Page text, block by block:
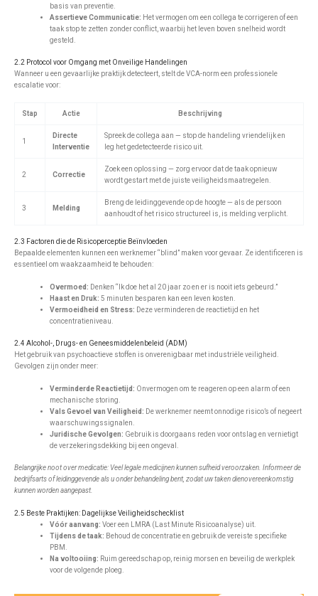
basis van preventie.
Assertieve Communicatie: Het vermogen om een collega te corrigeren of een
taak stop te zetten zonder conflict, waarbij het leven boven snelheid wordt
gesteld.
2.2 Protocol voor Omgang met Onveilige Handelingen
Wanneer u een gevaarlijke praktijk detecteert, stelt de VCA-norm een professionele
escalatie voor:
Stap Actie Beschrijving
1
Directe
Interventie
Spreek de collega aan — stop de handeling vriendelijk en
leg het gedetecteerde risico uit.
2 Correctie
Zoek een oplossing — zorg ervoor dat de taak opnieuw
wordt gestart met de juiste veiligheidsmaatregelen.
3 Melding
Breng de leidinggevende op de hoogte — als de persoon
aanhoudt of het risico structureel is, is melding verplicht.
2.3 Factoren die de Risicoperceptie Beïnvloeden
Bepaalde elementen kunnen een werknemer “blind” maken voor gevaar. Ze identificeren is
essentieel om waakzaamheid te behouden:
Overmoed: Denken “Ik doe het al 20 jaar zo en er is nooit iets gebeurd.”
Haast en Druk: 5 minuten besparen kan een leven kosten.
Vermoeidheid en Stress: Deze verminderen de reactietijd en het
concentratieniveau.
2.4 Alcohol-, Drugs- en Geneesmiddelenbeleid (ADM)
Het gebruik van psychoactieve stoffen is onverenigbaar met industriële veiligheid.
Gevolgen zijn onder meer:
Verminderde Reactietijd: Onvermogen om te reageren op een alarm of een
mechanische storing.
Vals Gevoel van Veiligheid: De werknemer neemt onnodige risico’s of negeert
waarschuwingssignalen.
Juridische Gevolgen: Gebruik is doorgaans reden voor ontslag en vernietigt
de verzekeringsdekking bij een ongeval.
Belangrijke noot over medicatie: Veel legale medicijnen kunnen sufheid veroorzaken. Informeer de
bedrijfsarts of leidinggevende als u onder behandeling bent, zodat uw taken dienovereenkomstig
kunnen worden aangepast.
2.5 Beste Praktijken: Dagelijkse Veiligheidschecklist
Vóór aanvang: Voer een LMRA (Last Minute Risicoanalyse) uit.
Tijdens de taak: Behoud de concentratie en gebruik de vereiste specifieke
PBM.
Na voltooiing: Ruim gereedschap op, reinig morsen en beveilig de werkplek
voor de volgende ploeg.